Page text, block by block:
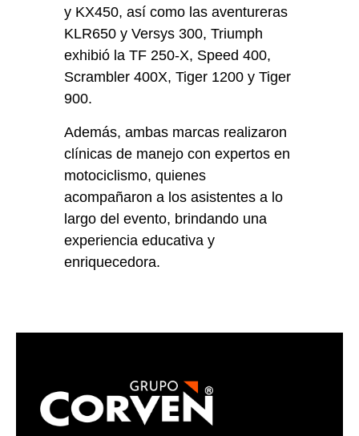
y KX450, así como las aventureras
KLR650 y Versys 300, Triumph
exhibió la TF 250-X, Speed 400,
Scrambler 400X, Tiger 1200 y Tiger
900.
Además, ambas marcas realizaron
clínicas de manejo con expertos en
motociclismo, quienes
acompañaron a los asistentes a lo
largo del evento, brindando una
experiencia educativa y
enriquecedora.